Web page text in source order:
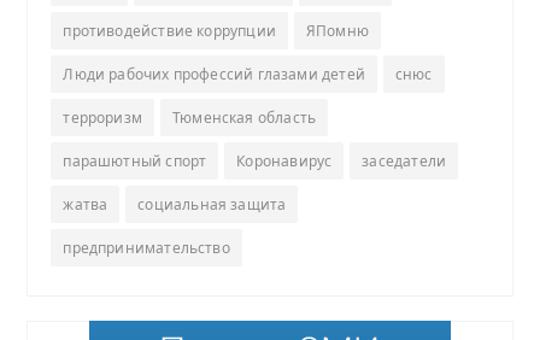
противодействие коррупции ЯПомню
Люди рабочих профессий глазами детей снюс
терроризм Тюменская область
парашютный спорт Коронавирус заседатели
жатва социальная защита
предпринимательство